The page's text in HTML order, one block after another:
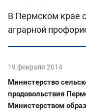
В Пермском крае
аграрной
19 февраля 2014
Министерство
продовольствия
Министерством